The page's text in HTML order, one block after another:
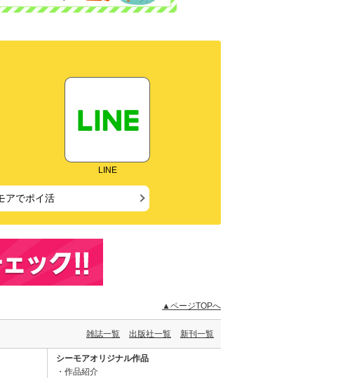
LINE
アでポイ活
▲ページTOPへ
雑誌一覧 出版社一覧 新刊一覧
シーモアオリジナル作品
作品紹介